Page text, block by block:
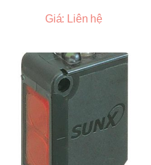
Giá: Liên hệ